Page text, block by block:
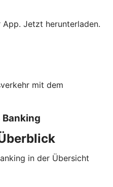
App. Jetzt herunterladen.
mit dem
in der Übersicht